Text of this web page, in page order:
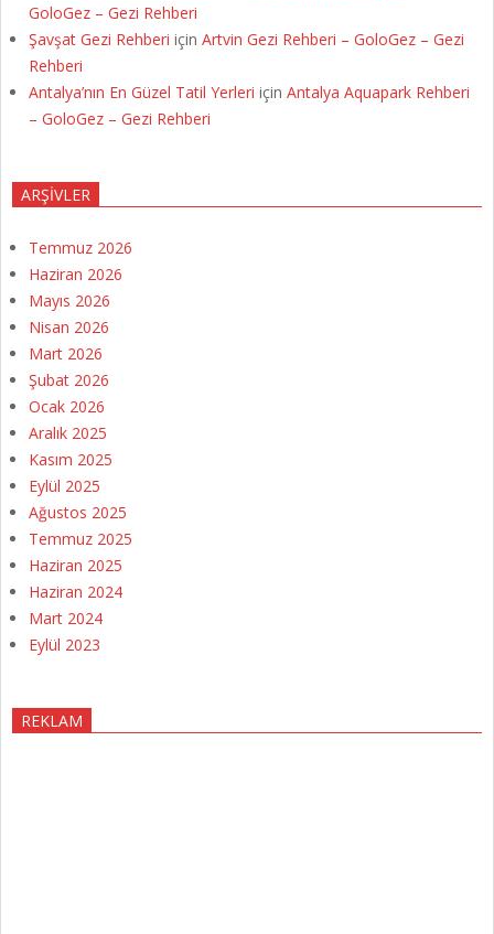
GoloGez – Gezi Rehberi
Şavşat Gezi Rehberi için Artvin Gezi Rehberi – GoloGez – Gezi
Rehberi
Antalya’nın En Güzel Tatil Yerleri için Antalya Aquapark Rehberi
– GoloGez – Gezi Rehberi
ARŞIVLER
Temmuz 2026
Haziran 2026
Mayıs 2026
Nisan 2026
Mart 2026
Şubat 2026
Ocak 2026
Aralık 2025
Kasım 2025
Eylül 2025
Ağustos 2025
Temmuz 2025
Haziran 2025
Haziran 2024
Mart 2024
Eylül 2023
REKLAM